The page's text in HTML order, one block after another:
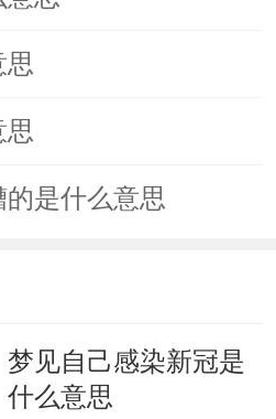
思
思
是什么意思
梦见自己感染新冠是
什么意思